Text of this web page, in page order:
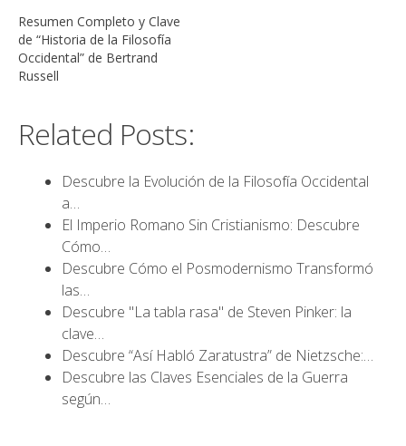
Resumen Completo y Clave
de “Historia de la Filosofía
Occidental” de Bertrand
Russell
Related Posts:
Descubre la Evolución de la Filosofía Occidental
a…
El Imperio Romano Sin Cristianismo: Descubre
Cómo…
Descubre Cómo el Posmodernismo Transformó
las…
Descubre "La tabla rasa" de Steven Pinker: la
clave…
Descubre “Así Habló Zaratustra” de Nietzsche:…
Descubre las Claves Esenciales de la Guerra
según…